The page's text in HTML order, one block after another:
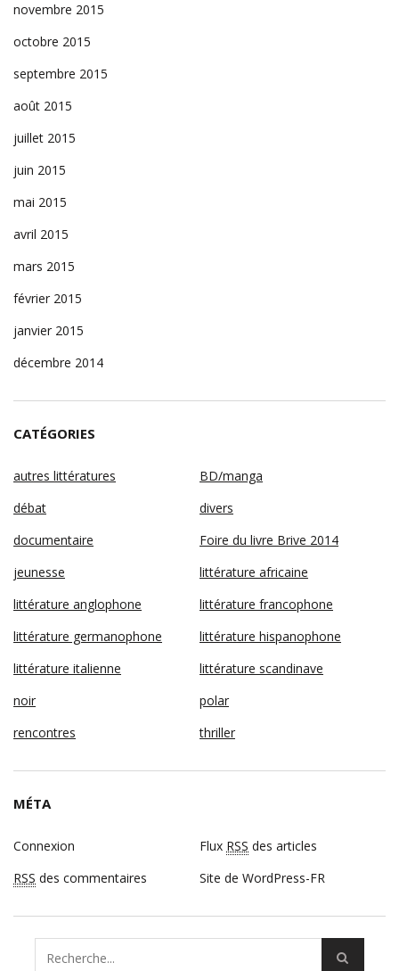
novembre 2015
octobre 2015
septembre 2015
août 2015
juillet 2015
juin 2015
mai 2015
avril 2015
mars 2015
février 2015
janvier 2015
décembre 2014
CATÉGORIES
autres littératures
BD/manga
débat
divers
documentaire
Foire du livre Brive 2014
jeunesse
littérature africaine
littérature anglophone
littérature francophone
littérature germanophone
littérature hispanophone
littérature italienne
littérature scandinave
noir
polar
rencontres
thriller
MÉTA
Connexion Flux RSS des articles
RSS des commentaires Site de WordPress-FR